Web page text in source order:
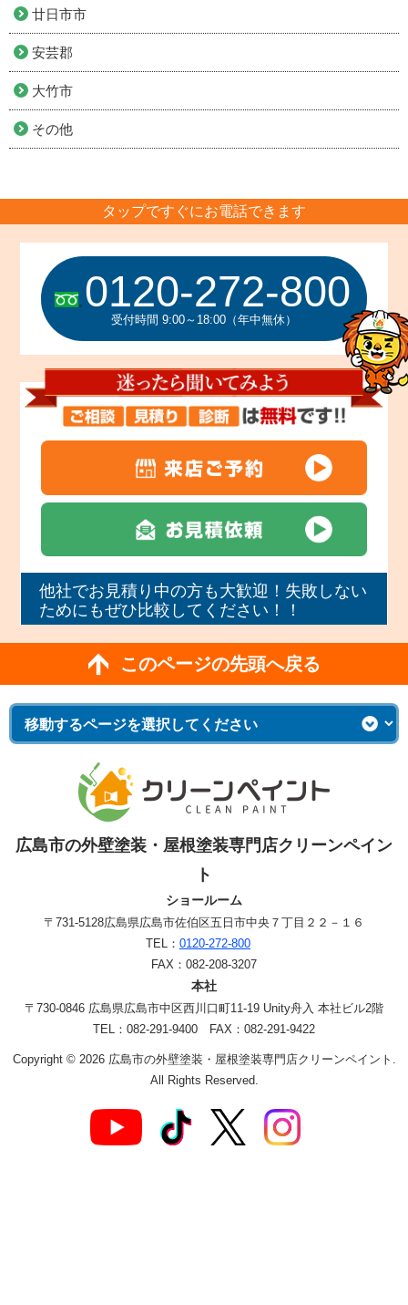
廿日市市
安芸郡
大竹市
その他
タップですぐにお電話できます
0120-272-800
受付時間 9:00～18:00（年中無休）
他社でお見積り中の方も大歓迎！失敗しない
ためにもぜひ比較してください！！
このページの先頭へ戻る
広島市の外壁塗装・屋根塗装専門店クリーンペイン
ト
ショールーム
〒731-5128広島県広島市佐伯区五日市中央７丁目２２－１６
TEL： 0120-272-800
FAX：082-208-3207
本社
〒730-0846 広島県広島市中区西川口町11-19 Unity舟入 本社ビル2階
TEL：082-291-9400 FAX：082-291-9422
Copyright © 2026 広島市の外壁塗装・屋根塗装専門店クリーンペイント.
All Rights Reserved.